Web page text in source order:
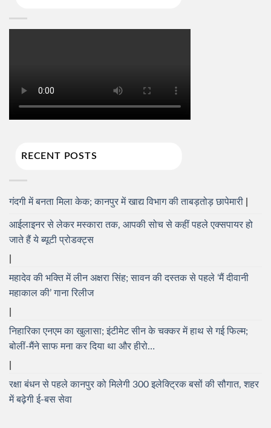
RECENT POSTS
गंदगी में बनता मिला केक; कानपुर में खाद्य विभाग की ताबड़तोड़ छापेमारी
आईलाइनर से लेकर मस्कारा तक, आपकी सोच से कहीं पहले एक्सपायर हो
जाते हैं ये ब्यूटी प्रोडक्ट्स
महादेव की भक्ति में लीन अक्षरा सिंह; सावन की दस्तक से पहले ‘मैं दीवानी
महाकाल की’ गाना रिलीज
निहारिका एनएम का खुलासा; इंटीमेट सीन के चक्कर में हाथ से गई फिल्म;
बोलीं-मैंने साफ मना कर दिया था और हीरो…
रक्षा बंधन से पहले कानपुर को मिलेगी 300 इलेक्ट्रिक बसों की सौगात, शहर
में बढ़ेगी ई-बस सेवा